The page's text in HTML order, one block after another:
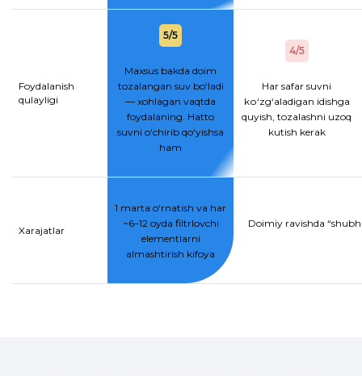
Foydalanish
qulayligi
5/5
Maxsus bakda doim
tozalangan suv bo‘ladi
— xohlagan vaqtda
foydalaning. Hatto
suvni o‘chirib qo‘yishsa
ham
4/5
Har safar suvni
kо‘zg‘aladigan idishga
quyish, tozalashni uzoq
kutish kerak
Xarajatlar
1 marta o‘rnatish va har
~6–12 oyda filtrlovchi
elementlarni
almashtirish kifoya
Doimiy ravishda